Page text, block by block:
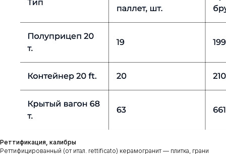
Реттификация, калибры
Реттифицированный (от итал. rettificato) керамогранит — плитка, грани